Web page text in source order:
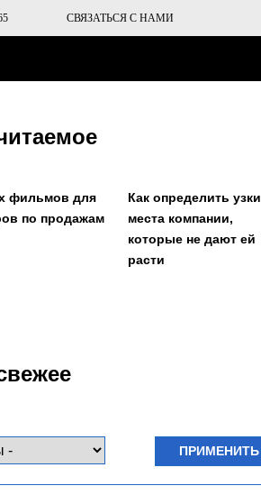
СВЯЗАТЬСЯ С НАМИ
фильмов для
по продажам
Как определить
места компании,
которые не дают ей
расти